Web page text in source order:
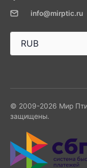
info@mirptic.ru
© 2009-2026 Мир
защищены.